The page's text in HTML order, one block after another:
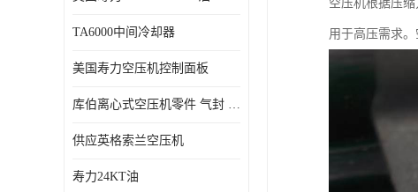
TA6000中间冷却器
美国寿力空压机控制面板
库伯离心式空压机零件 气封 机型 TA6000 TA18 TA9000原厂品质
供应英格索兰空压机
寿力24KT油
空压机根据压
用于高压需求